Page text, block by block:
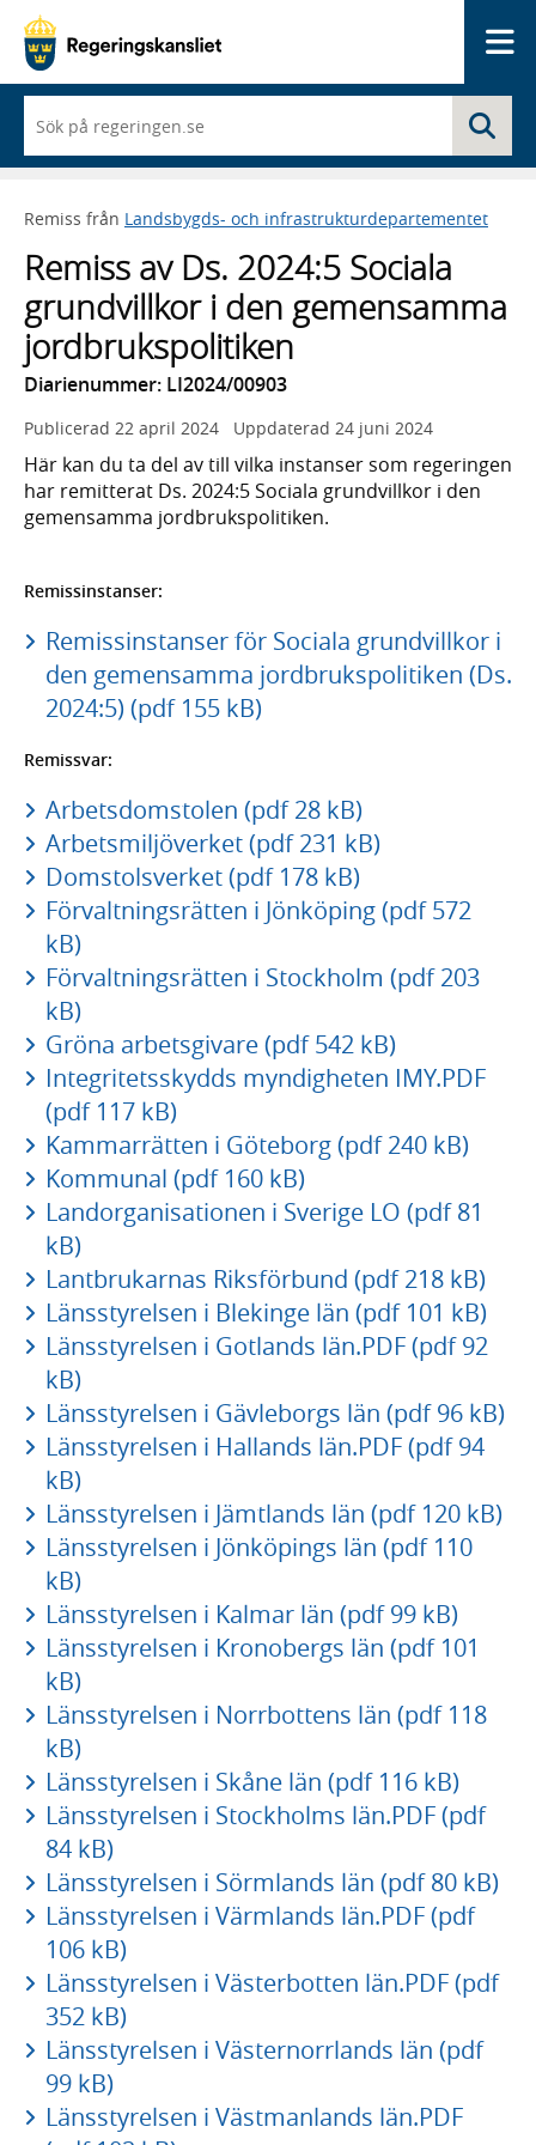
du
börjar
skriva
framträder
lista
med
sökförslag
Remiss från Landsbygds- och infrastrukturdepartementet
Remiss av Ds. 2024:5 Sociala
grundvillkor i den gemensamma
jordbrukspolitiken
Diarienummer: LI2024/00903
Publicerad 22 april 2024 Uppdaterad 24 juni 2024
Här kan du ta del av till vilka instanser som regeringen
har remitterat Ds. 2024:5 Sociala grundvillkor i den
gemensamma jordbrukspolitiken.
Remissinstanser:
Remissinstanser för Sociala grundvillkor i
den gemensamma jordbrukspolitiken (Ds.
2024:5) (pdf 155 kB)
Remissvar:
Arbetsdomstolen (pdf 28 kB)
Arbetsmiljöverket (pdf 231 kB)
Domstolsverket (pdf 178 kB)
Förvaltningsrätten i Jönköping (pdf 572
kB)
Förvaltningsrätten i Stockholm (pdf 203
kB)
Gröna arbetsgivare (pdf 542 kB)
Integritetsskydds myndigheten IMY.PDF
(pdf 117 kB)
Kammarrätten i Göteborg (pdf 240 kB)
Kommunal (pdf 160 kB)
Landorganisationen i Sverige LO (pdf 81
kB)
Lantbrukarnas Riksförbund (pdf 218 kB)
Länsstyrelsen i Blekinge län (pdf 101 kB)
Länsstyrelsen i Gotlands län.PDF (pdf 92
kB)
Länsstyrelsen i Gävleborgs län (pdf 96 kB)
Länsstyrelsen i Hallands län.PDF (pdf 94
kB)
Länsstyrelsen i Jämtlands län (pdf 120 kB)
Länsstyrelsen i Jönköpings län (pdf 110
kB)
Länsstyrelsen i Kalmar län (pdf 99 kB)
Länsstyrelsen i Kronobergs län (pdf 101
kB)
Länsstyrelsen i Norrbottens län (pdf 118
kB)
Länsstyrelsen i Skåne län (pdf 116 kB)
Länsstyrelsen i Stockholms län.PDF (pdf
84 kB)
Länsstyrelsen i Sörmlands län (pdf 80 kB)
Länsstyrelsen i Värmlands län.PDF (pdf
106 kB)
Länsstyrelsen i Västerbotten län.PDF (pdf
352 kB)
Länsstyrelsen i Västernorrlands län (pdf
99 kB)
Länsstyrelsen i Västmanlands län.PDF